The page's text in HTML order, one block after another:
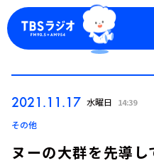
2021.11.17 水曜日 14:39
その他
ヌーの大群を先導し